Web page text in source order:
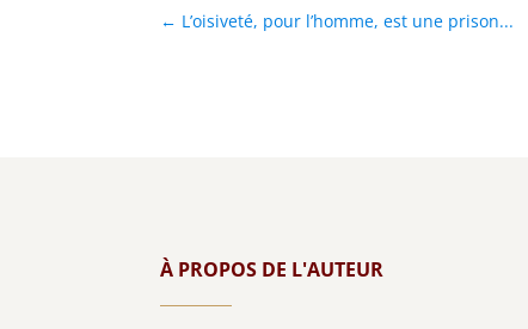
← L’oisiveté, pour l’homme, est une prison...
À PROPOS DE L'AUTEUR